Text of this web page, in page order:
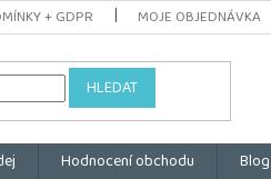
+ GDPR MOJE OBJEDNÁVKA
HLEDAT
Hodnocení obchodu
Blog